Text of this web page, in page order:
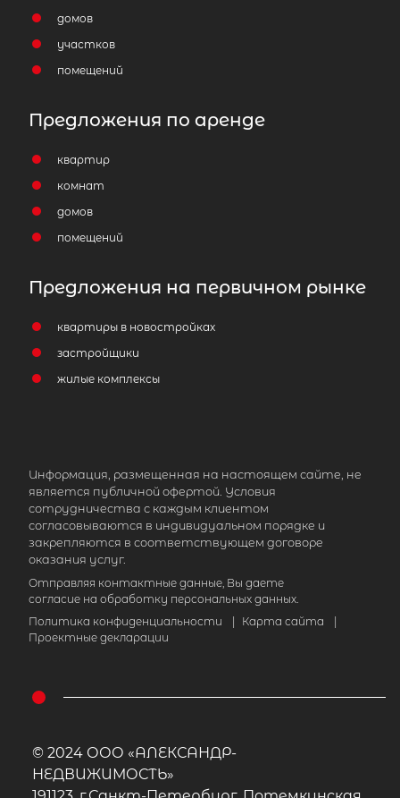
2-комнатная квартира площадью
ЛО, Ломоносовский р-н, Малое
дер, д 21
6 100 000
Проспект Ветеранов
Площадь кухни
Жилая площадь
домов
участков
помещений
Предложения по аренде
квартир
комнат
домов
помещений
Предложения на первичном рынке
квартиры в новостройках
застройщики
жилые комплексы
Информация, размещенная на настоящем сайте, не
является публичной офертой. Условия
сотрудничества с каждым клиентом
согласовываются в индивидуальном порядке и
закрепляются в соответствующем договоре
оказания услуг.
Отправляя контактные данные, Вы даете
согласие на обработку персональных данных.
Политика конфиденциальности
Карта сайта
Проектные декларации
© 2024 ООО «АЛЕКСАНДР-
НЕДВИЖИМОСТЬ»